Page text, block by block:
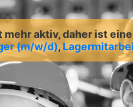
aktiv, daher ist
(m/w/d),